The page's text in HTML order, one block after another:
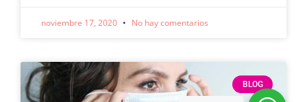
noviembre 17, 2020 No hay comentarios
BLOG